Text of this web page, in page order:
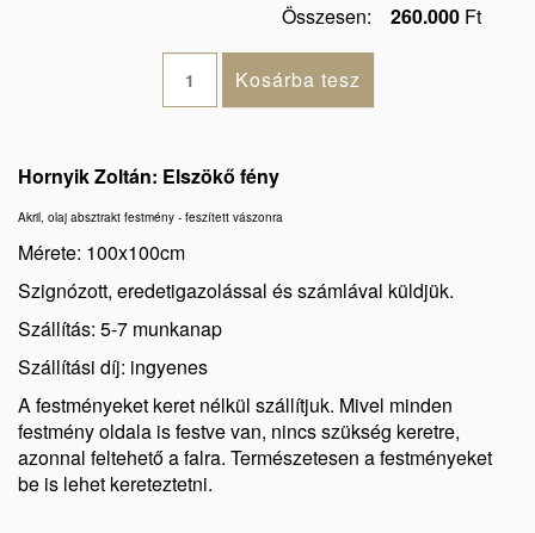
Összesen:
260.000 Ft
Hornyik Zoltán: Elszökő fény
Akril, olaj absztrakt festmény - feszített vászonra
Mérete: 100x100cm
Szignózott, eredetigazolással és számlával küldjük.
Szállítás: 5-7 munkanap
Szállítási díj: ingyenes
A festményeket keret nélkül szállítjuk. Mivel minden
festmény oldala is festve van, nincs szükség keretre,
azonnal feltehető a falra. Természetesen a festményeket
be is lehet kereteztetni.